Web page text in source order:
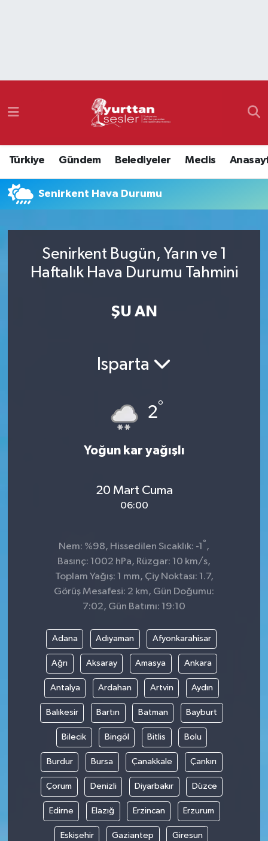
Türkiye Gündem Belediyeler Meclis
Senirkent Hava Durumu
Senirkent Bugün, Yarın ve 1
Haftalık Hava Durumu Tahmini
ŞU AN
Isparta
2°
Yoğun kar yağışlı
20 Mart Cuma
06:00
Nem: %98, Hissedilen Sıcaklık: -1 ° ,
Basınç: 1002 hPa, Rüzgar: 10 km/s,
Toplam Yağış: 1 mm, Çiy Noktası: 1.7,
Görüş Mesafesi: 2 km, Gün Doğumu:
7:02, Gün Batımı: 19:10
Adana Adıyaman Afyonkarahisar
Ağrı Aksaray Amasya Ankara
Antalya Ardahan Artvin Aydın
Balıkesir Bartın Batman Bayburt
Bilecik Bingöl Bitlis Bolu
Burdur Bursa Çanakkale Çankırı
Çorum Denizli Diyarbakır Düzce
Edirne Elazığ Erzincan Erzurum
Eskişehir Gaziantep Giresun
Namaz Vakitleri
Süper Lig Puan Durumu ve Fikstür
Tüm Manşetler
Son Dakika Haberleri
Haber Arşivi